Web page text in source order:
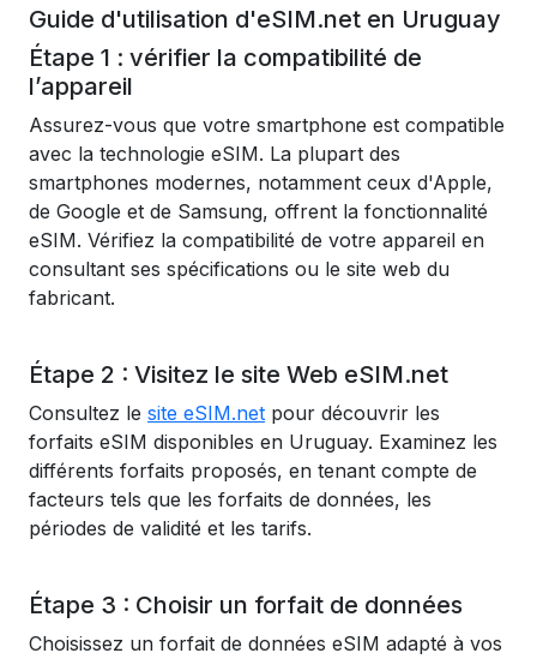
Guide d'utilisation d'eSIM.net en Uruguay
Étape 1 : vérifier la compatibilité de
l’appareil
Assurez-vous que votre smartphone est compatible
avec la technologie eSIM. La plupart des
smartphones modernes, notamment ceux d'Apple,
de Google et de Samsung, offrent la fonctionnalité
eSIM. Vérifiez la compatibilité de votre appareil en
consultant ses spécifications ou le site web du
fabricant.
Étape 2 : Visitez le site Web eSIM.net
Consultez le site eSIM.net pour découvrir les
forfaits eSIM disponibles en Uruguay. Examinez les
différents forfaits proposés, en tenant compte de
facteurs tels que les forfaits de données, les
périodes de validité et les tarifs.
Étape 3 : Choisir un forfait de données
Choisissez un forfait de données eSIM adapté à vos